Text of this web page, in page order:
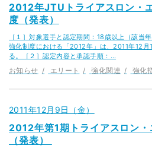
2012年JTUトライアスロン・
度（発表）
［１］対象選手と認定期間：18歳以上（該当
強化制度における「2012年」は、2011年12
る。［２］認定内容と承認手順：…
お知らせ エリート 強化関連 強化
2011年12月9日（金）
2012年第1期トライアスロン
（発表）